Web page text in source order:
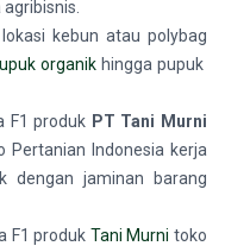
kebun atau polybag
organikhingga pupuk
F1 produk PT Tani Murni
Pertanian Indonesia kerja
dengan jaminan barang
F1 produk Tani Murni toko